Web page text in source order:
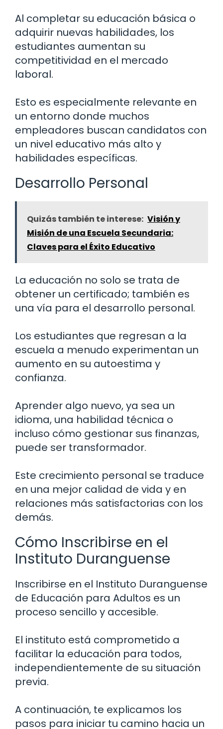
Al completar su educación básica o
adquirir nuevas habilidades, los
estudiantes aumentan su
competitividad en el mercado
laboral.
Esto es especialmente relevante en
un entorno donde muchos
empleadores buscan candidatos con
un nivel educativo más alto y
habilidades específicas.
Desarrollo Personal
Quizás también te interese: Visión y
Misión de una Escuela Secundaria:
Claves para el Éxito Educativo
La educación no solo se trata de
obtener un certificado; también es
una vía para el desarrollo personal.
Los estudiantes que regresan a la
escuela a menudo experimentan un
aumento en su autoestima y
confianza.
Aprender algo nuevo, ya sea un
idioma, una habilidad técnica o
incluso cómo gestionar sus finanzas,
puede ser transformador.
Este crecimiento personal se traduce
en una mejor calidad de vida y en
relaciones más satisfactorias con los
demás.
Cómo Inscribirse en el
Instituto Duranguense
Inscribirse en el Instituto Duranguense
de Educación para Adultos es un
proceso sencillo y accesible.
El instituto está comprometido a
facilitar la educación para todos,
independientemente de su situación
previa.
A continuación, te explicamos los
pasos para iniciar tu camino hacia un